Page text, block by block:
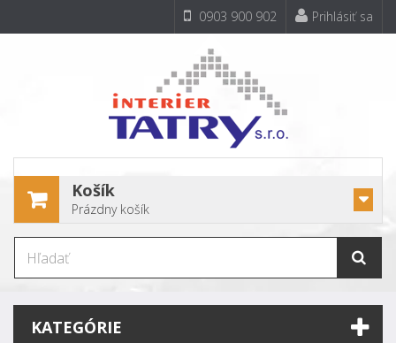
0903 900 902 Prihlásiť sa
Košík
Prázdny košík
KATEGÓRIE